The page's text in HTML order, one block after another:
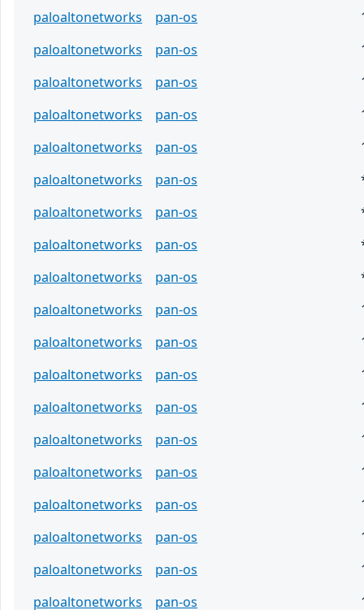
paloaltonetworks
pan-os
paloaltonetworks
pan-os
paloaltonetworks
pan-os
paloaltonetworks
pan-os
paloaltonetworks
pan-os
paloaltonetworks
pan-os
paloaltonetworks
pan-os
paloaltonetworks
pan-os
paloaltonetworks
pan-os
paloaltonetworks
pan-os
paloaltonetworks
pan-os
paloaltonetworks
pan-os
paloaltonetworks
pan-os
paloaltonetworks
pan-os
paloaltonetworks
pan-os
paloaltonetworks
pan-os
paloaltonetworks
pan-os
paloaltonetworks
pan-os
paloaltonetworks
pan-os